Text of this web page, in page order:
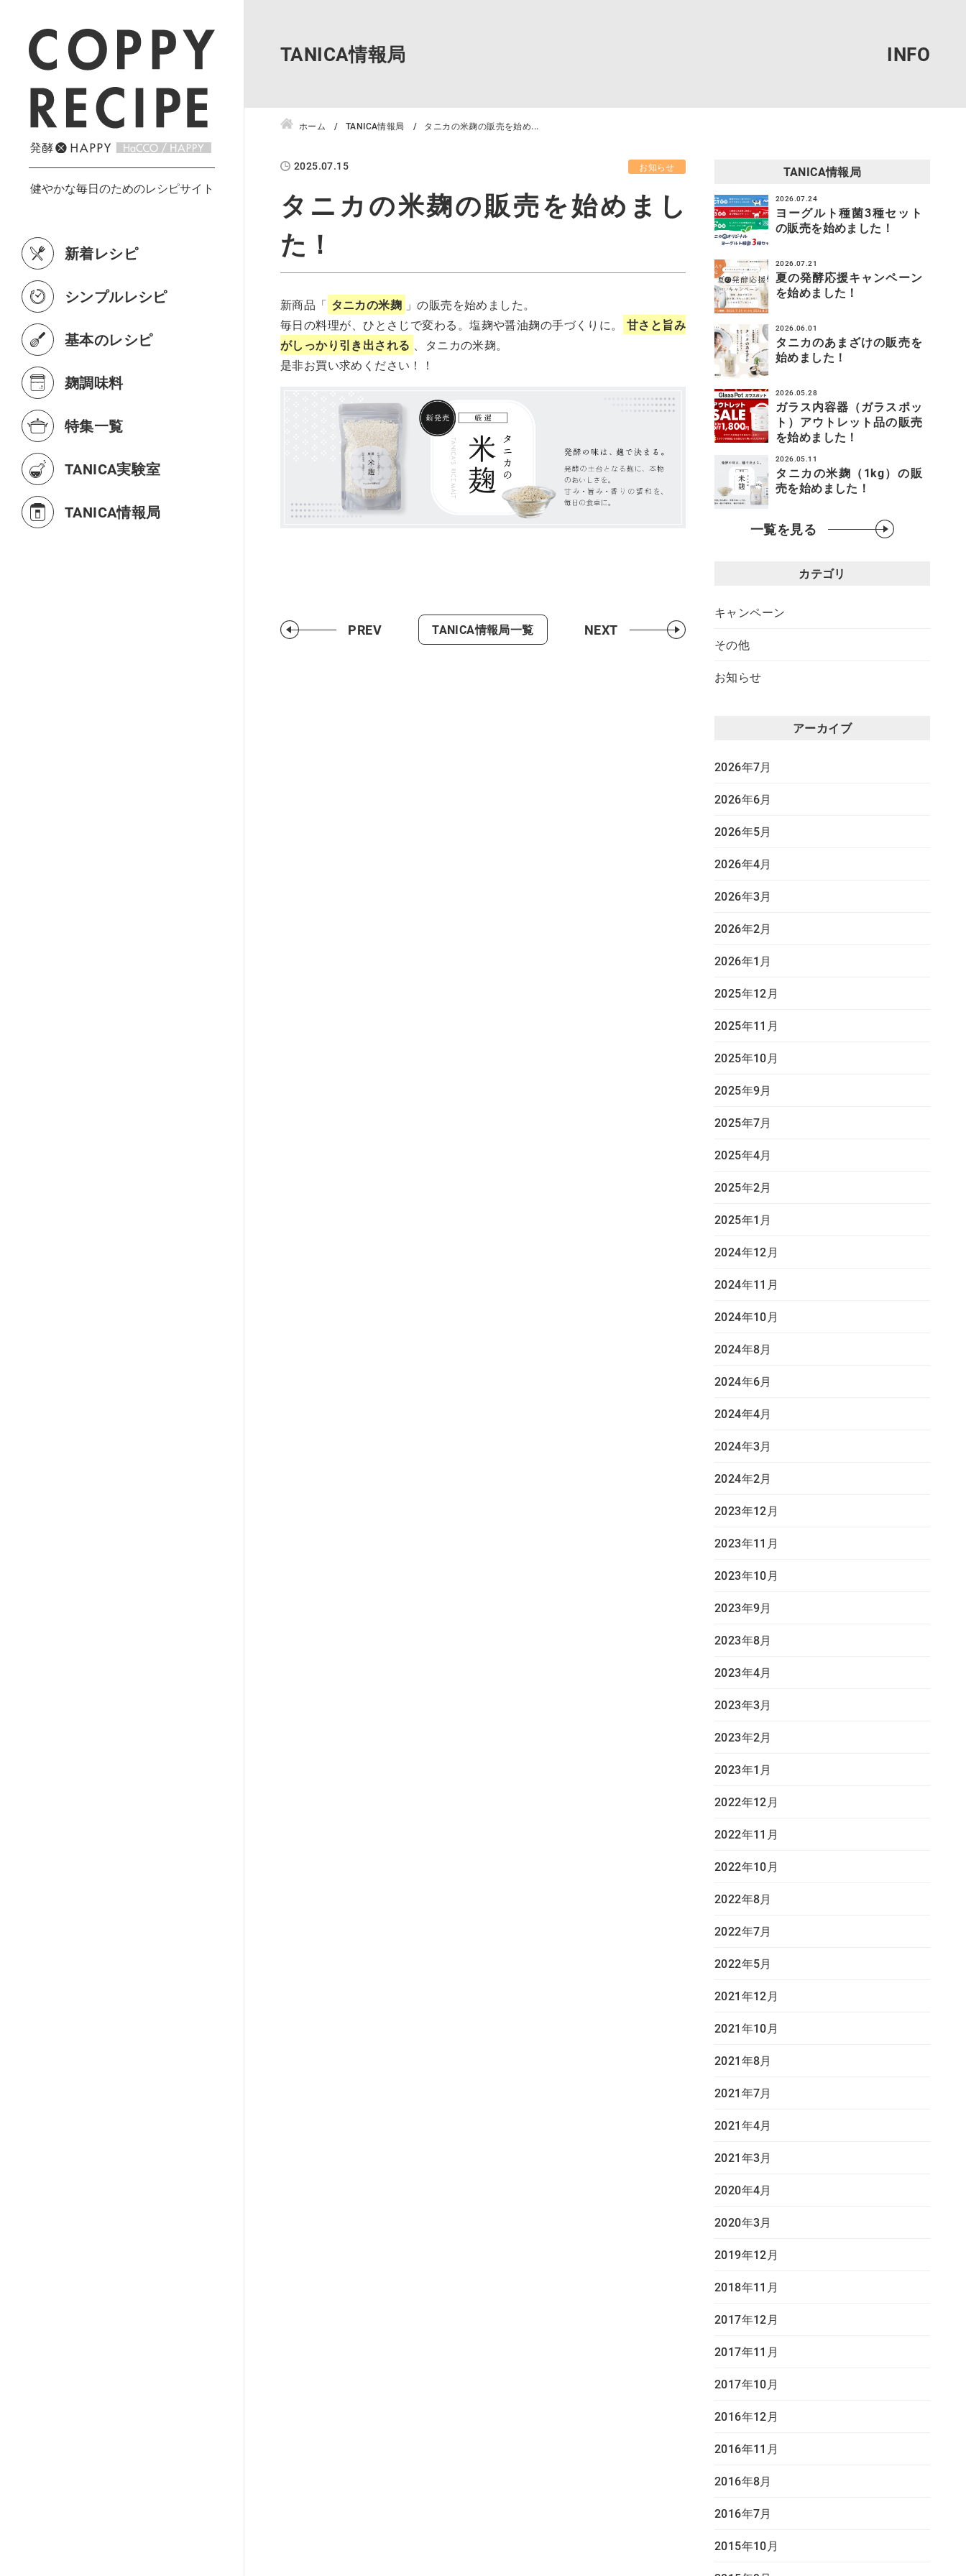
新着レシピ
シンプルレシピ
基本のレシピ
麹調味料
特集一覧
TANICA実験室
TANICA情報局
TANICA情報局
ホーム TANICA情報局 タニカの米麹の販売を始め...
2025.07.15 お知らせ
タニカの米麹の販売を始めまし
た！
新商品「 タニカの米麹 」の販売を始めました。
毎日の料理が、ひとさじで変わる。塩麹や醤油麹の手づくりに。
甘さと旨み
がしっかり引き出される
、タニカの米麹。
是非お買い求めください！！
PREV NEXT
TANICA情報局一覧
TANICA情報局
2026.07.24
ヨーグルト種菌3種セット
の販売を始めました！
2026.07.21
夏の発酵応援キャンペーン
を始めました！
2026.06.01
タニカのあまざけの販売を
始めました！
2026.05.28
ガラス内容器（ガラスポッ
ト）アウトレット品の販売
を始めました！
2026.05.11
タニカの米麹（1kg）の販
売を始めました！
一覧を見る
カテゴリ
キャンペーン
その他
お知らせ
アーカイブ
2026年7月
2026年6月
2026年5月
2026年4月
2026年3月
2026年2月
2026年1月
2025年12月
2025年11月
2025年10月
2025年9月
2025年7月
2025年4月
2025年2月
2025年1月
2024年12月
2024年11月
2024年10月
2024年8月
2024年6月
2024年4月
2024年3月
2024年2月
2023年12月
2023年11月
2023年10月
2023年9月
2023年8月
2023年4月
2023年3月
2023年2月
2023年1月
2022年12月
2022年11月
2022年10月
2022年8月
2022年7月
2022年5月
2021年12月
2021年10月
2021年8月
2021年7月
2021年4月
2021年3月
2020年4月
2020年3月
2019年12月
2018年11月
2017年12月
2017年11月
2017年10月
2016年12月
2016年11月
2016年8月
2016年7月
2015年10月